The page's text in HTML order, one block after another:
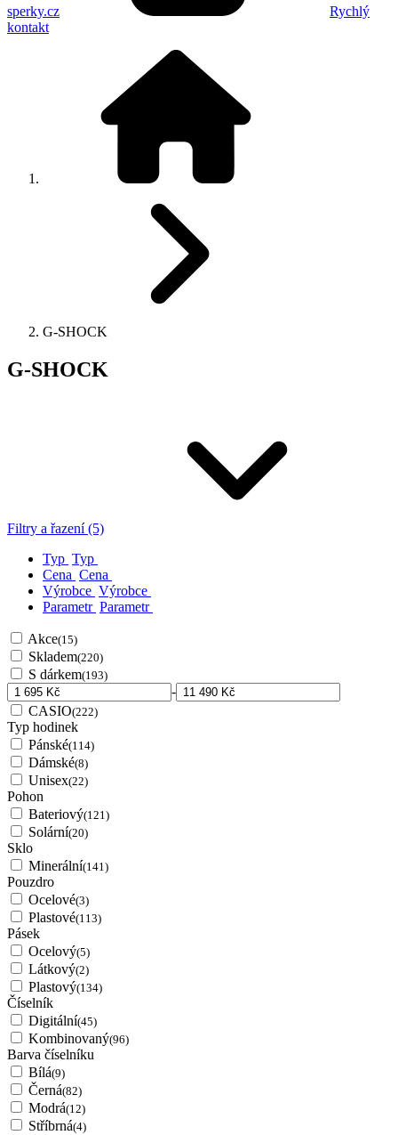
sperky.cz
Rychlý
kontakt
G-SHOCK
G-SHOCK
Filtry a řazení (5)
Typ Typ
Cena Cena
Výrobce Výrobce
Parametr Parametr
Akce(15)
Skladem(220)
S dárkem(193)
-
CASIO(222)
Typ hodinek
Pánské(114)
Dámské(8)
Unisex(22)
Pohon
Bateriový(121)
Solární(20)
Sklo
Minerální(141)
Pouzdro
Ocelové(3)
Plastové(113)
Pásek
Ocelový(5)
Látkový(2)
Plastový(134)
Číselník
Digitální(45)
Kombinovaný(96)
Barva číselníku
Bílá(9)
Černá(82)
Modrá(12)
Stříbrná(4)